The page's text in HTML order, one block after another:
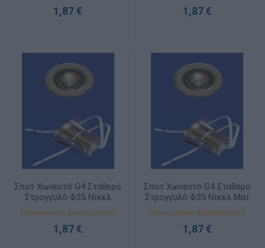
1,87 € 1,87 €
Σποτ Χωνευτό G4 Σταθερό
Στρογγυλό Φ35 Νίκελ
Γυαλιστερό 11350002
Περιορισμένη Διαθεσιμότητα
1,87 €
Σποτ Χωνευτό G4 Σταθερό
Στρογγυλό Φ35 Νίκελ Ματ
11350001
Περιορισμένη Διαθεσιμότητα
1,87 €